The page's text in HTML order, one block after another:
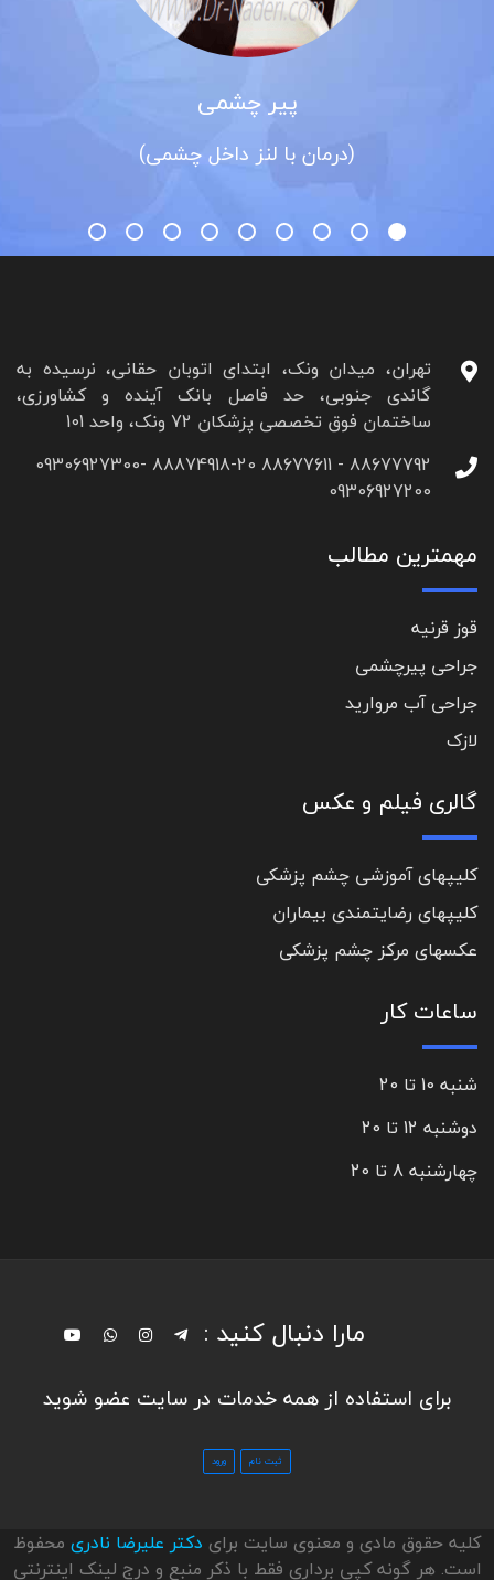
پیر چشمی
(درمان با لنز داخل چشمی)
تهران، میدان ونک، ابتدای اتوبان حقانی، نرسیده به
گاندی جنوبی، حد فاصل بانک آینده و کشاورزی،
ساختمان فوق تخصصی پزشکان 72 ونک، واحد 101
88677792 - 88677611 88874918-20 09306927300-
09306927200
مهمترین مطالب
قوز قرنیه
جراحی پیرچشمی
جراحی آب مروارید
لازک
گالری فیلم و عکس
کلیپهای آموزشی چشم پزشکی
کلیپهای رضایتمندی بیماران
عکسهای مرکز چشم پزشکی
ساعات کار
شنبه 10 تا 20
دوشنبه 12 تا 20
چهارشنبه 8 تا 20
مارا دنبال کنید :
برای استفاده از همه خدمات در سایت عضو شوید
کلیه حقوق مادی و معنوی سایت برای دکتر علیرضا نادری محفوظ
است. هر گونه کپی برداری فقط با ذکر منبع و درج لینک اینترنتی